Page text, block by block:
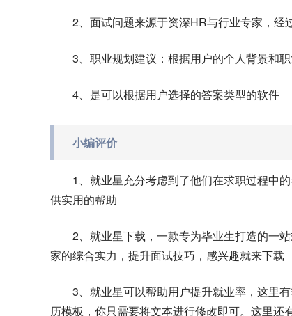
2、面试问题来源于资深HR与行业专家，经
3、职业规划建议：根据用户的个人背景和
4、是可以根据用户选择的答案类型的软件
小编评价
1、就业星充分考虑到了他们在求职过程中
供实用的帮助
2、就业星下载，一款专为毕业生打造的一
家的综合实力，提升面试技巧，感兴趣就来下载
3、就业星可以帮助用户提升就业率，这里
历模板，你只需要将文本进行修改即可。这里